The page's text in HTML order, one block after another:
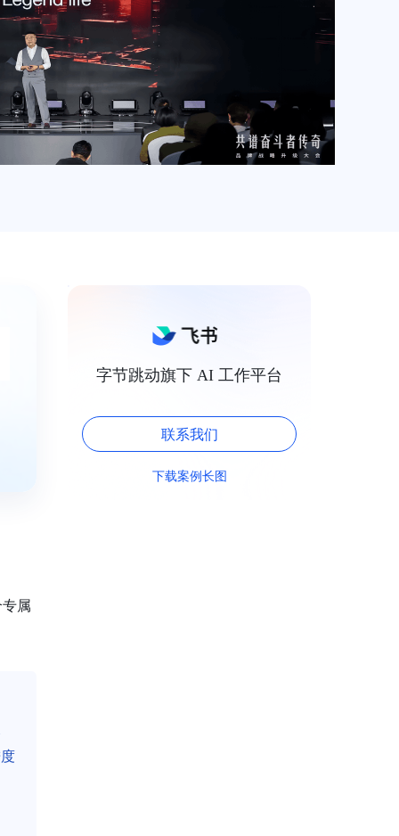
属
字节跳动旗下 AI 工作平台
联系我们
下载案例长图